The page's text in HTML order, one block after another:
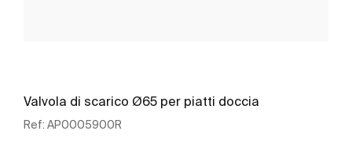
Valvola di scarico Ø65 per piatti doccia
Ref: AP0005900R